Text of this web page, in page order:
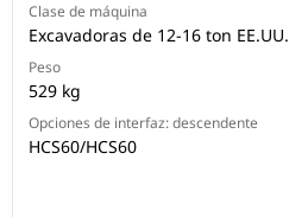
Clase de máquina
Excavadoras de 12-16 ton EE.UU.
Peso
529 kg
Opciones de interfaz: descendente
HCS60/HCS60